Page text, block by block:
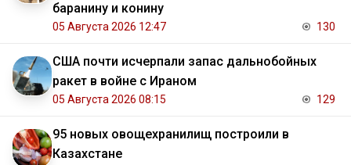
баранину и конину
05 Августа 2026 12:47 130
США почти исчерпали запас дальнобойных
ракет в войне с Ираном
05 Августа 2026 08:15 129
95 новых овощехранилищ построили в
Казахстане